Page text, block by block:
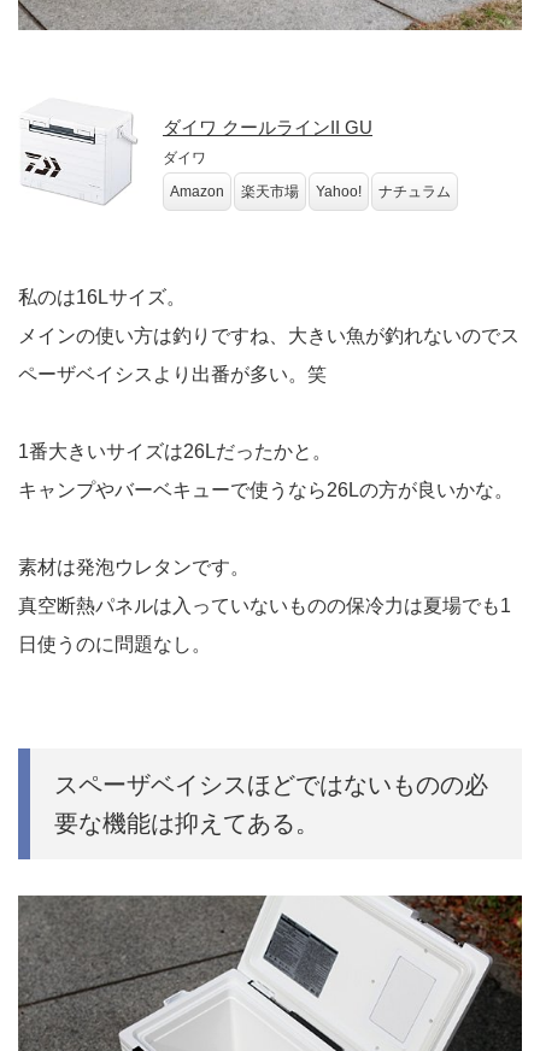
ダイワ クールラインII GU
ダイワ
Amazon
楽天市場 Yahoo! ナチュラム
私のは16Lサイズ。
メインの使い方は釣りですね、大きい魚が釣れないのでス
ペーザベイシスより出番が多い。笑
1番大きいサイズは26Lだったかと。
キャンプやバーベキューで使うなら26Lの方が良いかな。
素材は発泡ウレタンです。
真空断熱パネルは入っていないものの保冷力は夏場でも1
日使うのに問題なし。
スペーザベイシスほどではないものの必
要な機能は抑えてある。